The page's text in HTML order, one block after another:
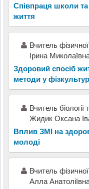
Співпраця школи
життя
Вчитель
Ірина
Здоровий спосіб
методи у
Вчитель
Жидик Оксана
Вплив ЗМІ на
молоді
Вчитель
Алла